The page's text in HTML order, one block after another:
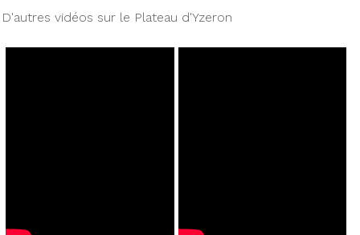
D'autres vidéos sur le Plateau d'Yzeron